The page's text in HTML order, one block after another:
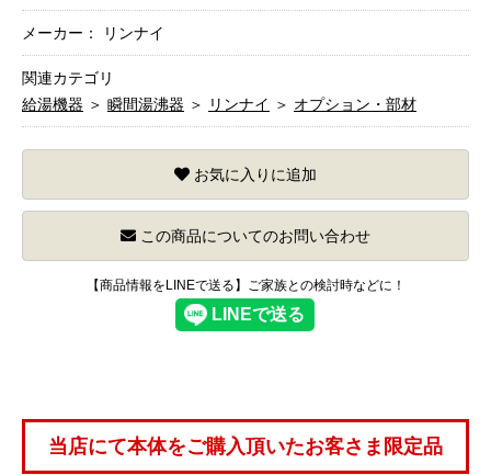
メーカー： リンナイ
関連カテゴリ
給湯機器 ＞ 瞬間湯沸器 ＞ リンナイ ＞ オプション・部材
お気に入りに追加
この商品についてのお問い合わせ
【商品情報をLINEで送る】ご家族との検討時などに！
当店にて本体をご購入頂いたお客さま限定品